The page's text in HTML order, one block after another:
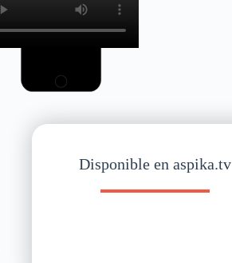
Disponible en aspika.tv